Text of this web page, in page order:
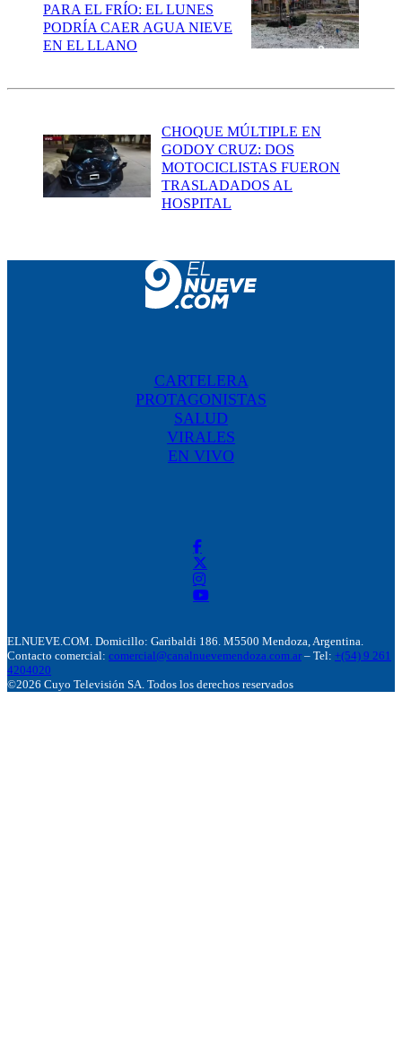
PARA EL FRÍO: EL LUNES
PODRÍA CAER AGUA NIEVE
EN EL LLANO
CHOQUE MÚLTIPLE EN
GODOY CRUZ: DOS
MOTOCICLISTAS FUERON
TRASLADADOS AL
HOSPITAL
CARTELERA
PROTAGONISTAS
SALUD
VIRALES
EN VIVO
ELNUEVE.COM. Domicillo: Garibaldi 186. M5500 Mendoza, Argentina.
Contacto comercial: comercial@canalnuevemendoza.com.ar – Tel: +(54) 9 261
4204020
©2026 Cuyo Televisión SA. Todos los derechos reservados